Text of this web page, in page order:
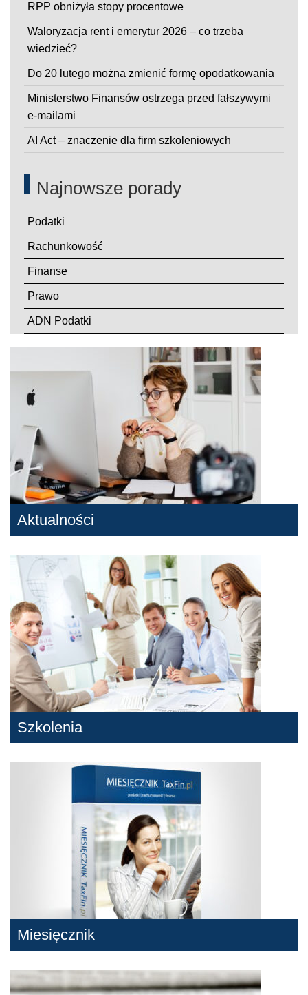
RPP obniżyła stopy procentowe
Waloryzacja rent i emerytur 2026 – co trzeba
wiedzieć?
Do 20 lutego można zmienić formę opodatkowania
Ministerstwo Finansów ostrzega przed fałszywymi
e-mailami
AI Act – znaczenie dla firm szkoleniowych
Najnowsze porady
Podatki
Rachunkowość
Finanse
Prawo
ADN Podatki
Aktualności
Szkolenia
Miesięcznik